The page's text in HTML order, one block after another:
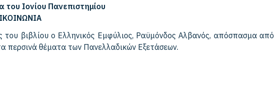
Ιονίου Πανεπιστημίου
του βιβλίου ο Ελληνικός Εμφύλιος, Ραϋμόνδος Αλβανός, απόσπασμα από
περσινά θέματα των Πανελλαδικών Εξετάσεων.